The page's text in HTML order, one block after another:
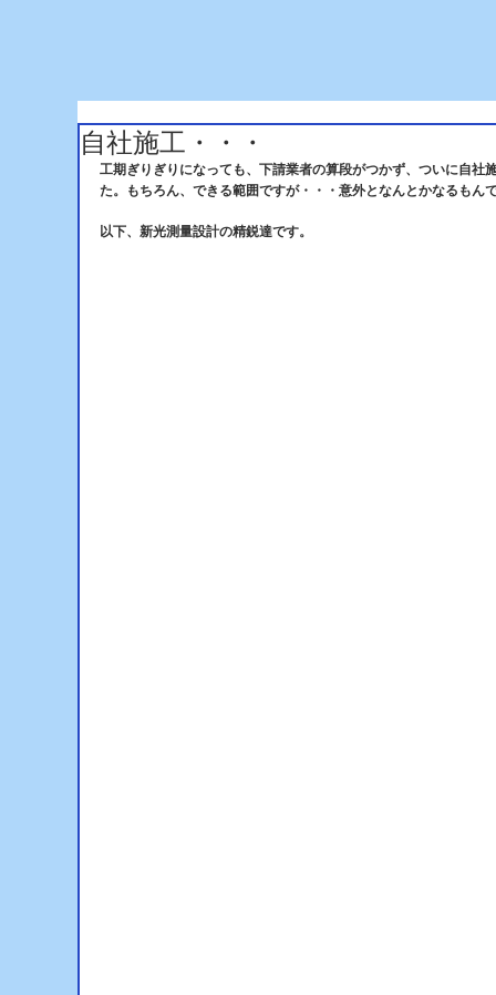
自社施工・・・
工期ぎりぎりになっても、下請業者の算段がつかず、ついに自社
た。もちろん、できる範囲ですが・・・意外となんとかなるもん
以下、新光測量設計の精鋭達です。